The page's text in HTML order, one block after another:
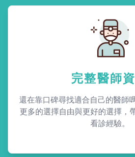
完整醫師
還在靠口碑尋找適合自己的醫師
更多的選擇自由與更好的選擇，
看診經驗。